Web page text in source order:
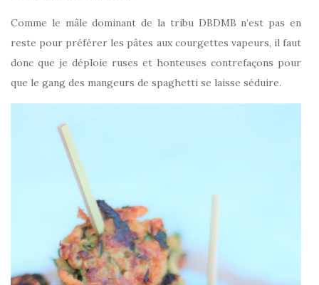
Comme le mâle dominant de la tribu DBDMB n’est pas en
reste pour préférer les pâtes aux courgettes vapeurs, il faut
donc que je déploie ruses et honteuses contrefaçons pour
que le gang des mangeurs de spaghetti se laisse séduire.